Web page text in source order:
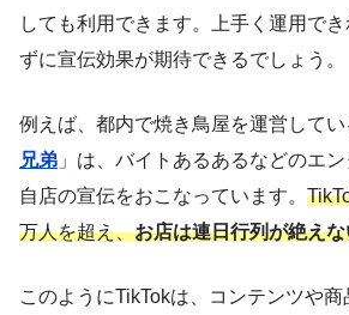
しても利用できます。上手く運用で
ずに宣伝効果が期待できるでしょう。
例えば、都内で焼き鳥屋を運営してい
兄弟 」は、バイトあるあるなどのエン
自店の宣伝をおこなっています。
万人を超え、お店は連日行列が絶えな
このようにTikTokは、コンテンツや